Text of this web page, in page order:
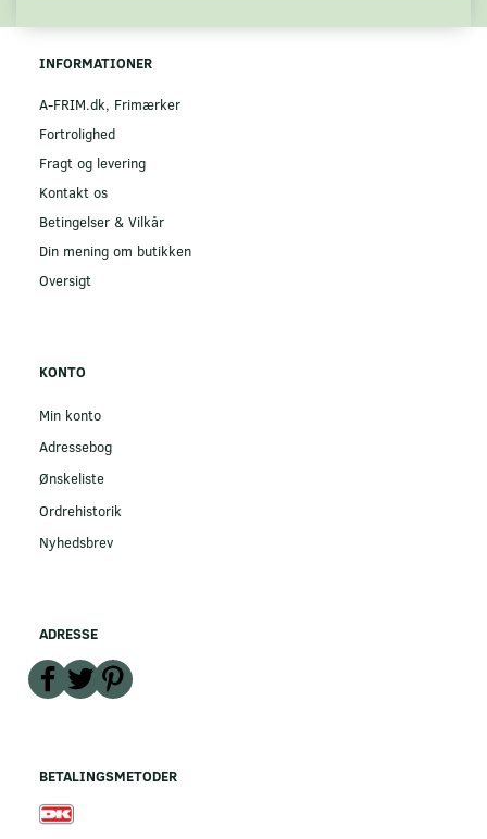
INFORMATIONER
A-FRIM.dk, Frimærker
Fortrolighed
Fragt og levering
Kontakt os
Betingelser & Vilkår
Din mening om butikken
Oversigt
KONTO
Min konto
Adressebog
Ønskeliste
Ordrehistorik
Nyhedsbrev
ADRESSE
BETALINGSMETODER